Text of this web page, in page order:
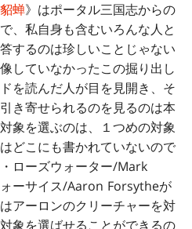
蝉》はポータル三国志からの
、私自身も含むいろんな人と
するのは珍しいことじゃない
していなかったこの掘り出し
を読んだ人が目を見開き、そ
き寄せられるのを見るのは本
象を選ぶのは、１つめの対象
どこにも書かれていないので
ローズウォーター/Mark
ーサイス/Aaron Forsytheが
アーロンのクリーチャーを対
象を選ばせることができるの